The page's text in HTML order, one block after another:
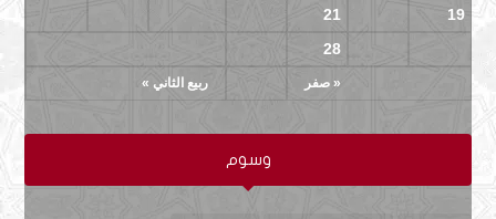
« صفر ربيع الثاني »
19
21
28
وسوم